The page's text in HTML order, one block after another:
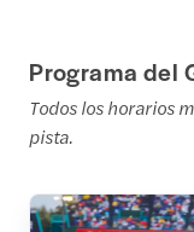
Programa del
Todos los horarios
pista.